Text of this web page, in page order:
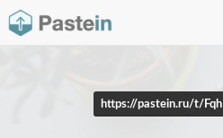
https://pastein.ru/t/Fqh